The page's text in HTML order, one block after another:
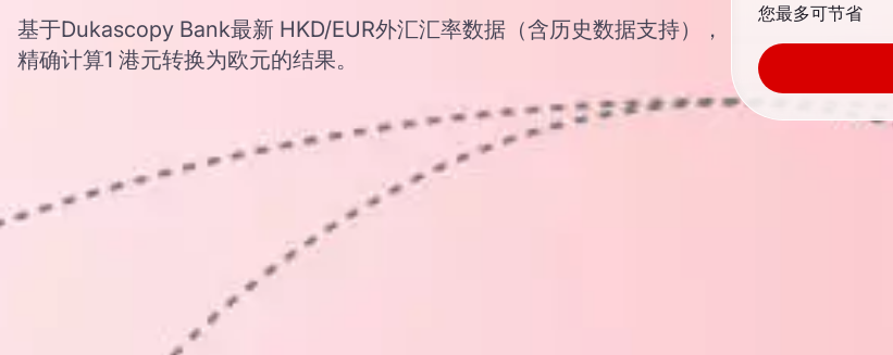
基于Dukascopy Bank最新 HKD/EUR外汇汇率数据（含历史数据支持），
精确计算1 港元转换为欧元的结果。
您最多可节省